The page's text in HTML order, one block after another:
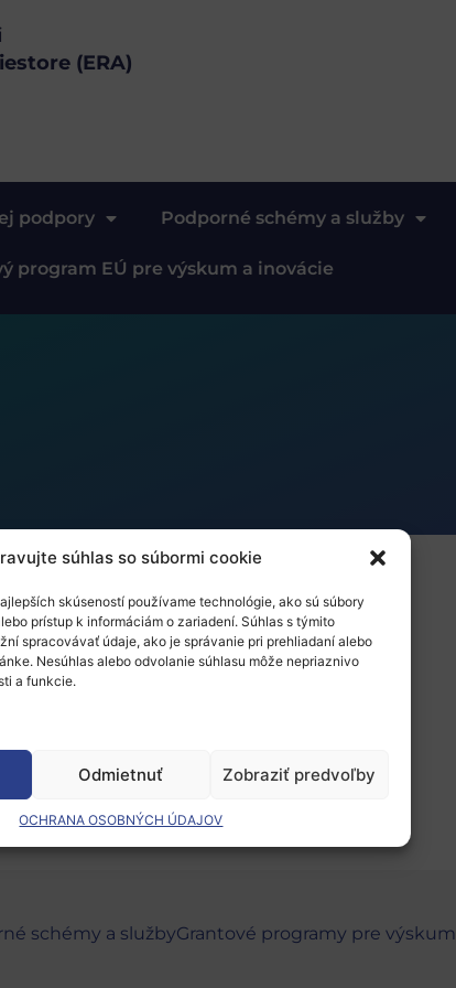
súhlas so súbormi cookie
skúseností používame technológie, ako sú súbory
prístup k informáciám o zariadení. Súhlas s týmito
spracovávať údaje, ako je správanie pri prehliadaní alebo
Nesúhlas alebo odvolanie súhlasu môže nepriaznivo
a funkcie.
Odmietnuť Zobraziť predvoľby
OCHRANA OSOBNÝCH ÚDAJOV
(ERA)
podpory Podporné schémy a služby
program EÚ pre výskum a inovácie
schémy a službyGrantové programy pre výskum